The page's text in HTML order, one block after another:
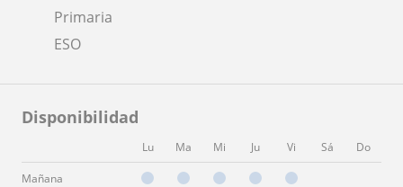
Primaria
ESO
Disponibilidad
Lu Ma Mi Ju Vi Sá Do
Mañana